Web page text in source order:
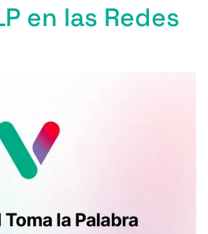
en las Redes